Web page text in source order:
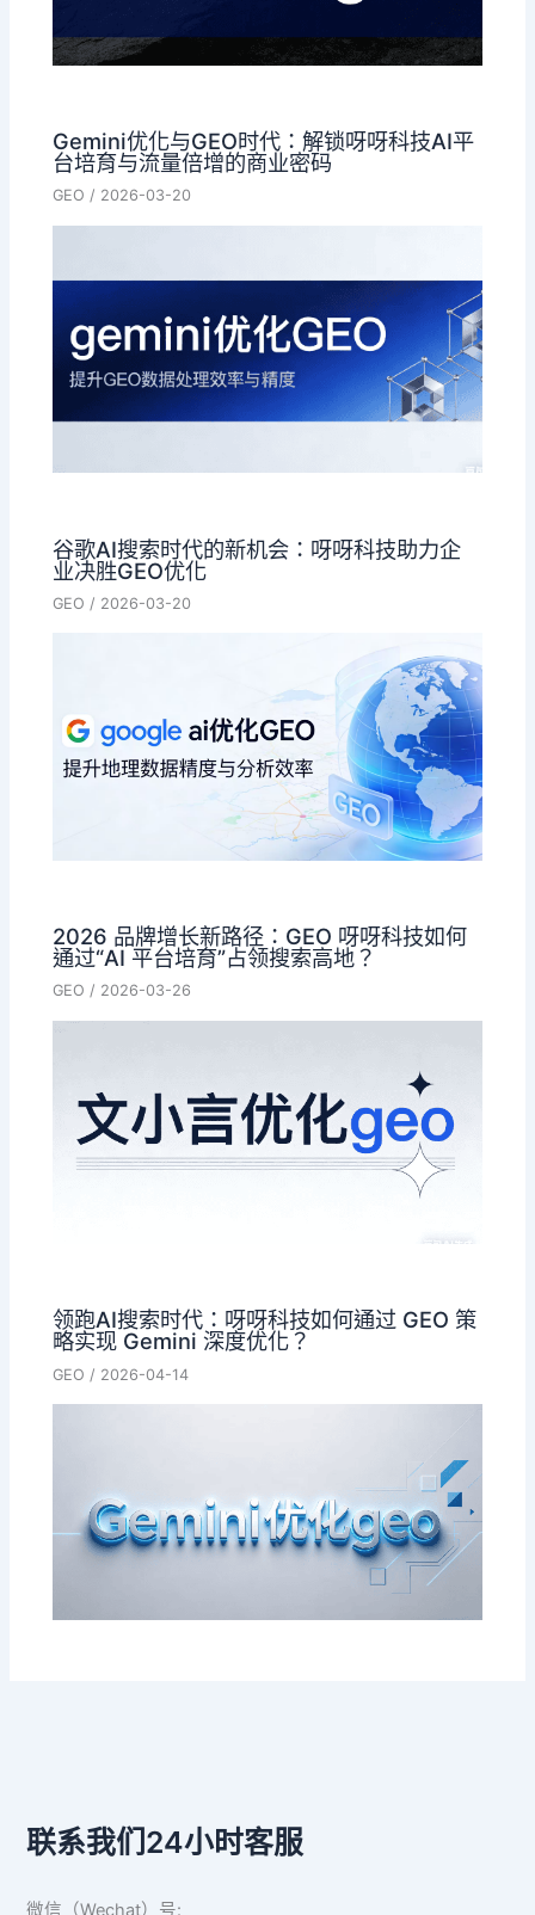
Gemini优化与GEO时代：解锁呀呀科技AI平
台培育与流量倍增的商业密码
GEO / 2026-03-20
谷歌AI搜索时代的新机会：呀呀科技助力企
业决胜GEO优化
GEO / 2026-03-20
2026 品牌增长新路径：GEO 呀呀科技如何
通过“AI 平台培育”占领搜索高地？
GEO / 2026-03-26
领跑AI搜索时代：呀呀科技如何通过 GEO 策
略实现 Gemini 深度优化？
GEO / 2026-04-14
联系我们24小时客服